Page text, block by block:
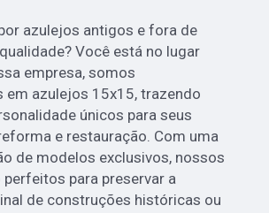
azulejos antigos e fora de
Você está no lugar
empresa, somos
em azulejos 15x15, trazendo
únicos para seus
e restauração. Com uma
de modelos exclusivos, nossos
para preservar a
de construções históricas ou